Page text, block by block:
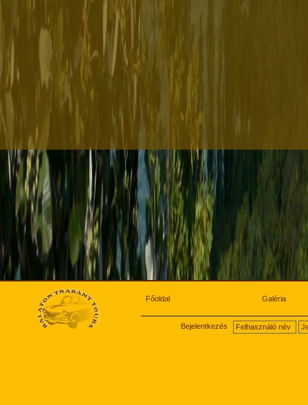
Főoldal Galéria
Bejelentkezés